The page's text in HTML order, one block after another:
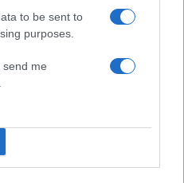
to be sent to
purposes.
send meτο Survivor δεν